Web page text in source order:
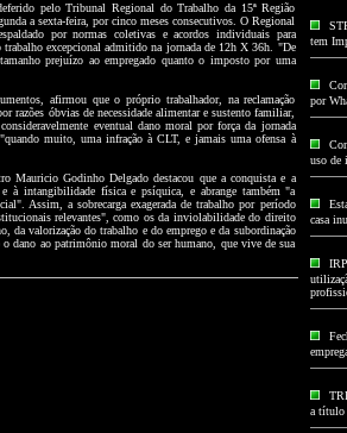
pelo Tribunal Regional do Trabalho da 15ª Região
a sexta-feira, por cinco meses consecutivos. O Regional
por normas coletivas e acordos individuais para
trabalho excepcional admitido na jornada de 12h X 36h. "De
prejuízo ao empregado quanto o imposto por uma
afirmou que o próprio trabalhador, na reclamação
razões óbvias de necessidade alimentar e sustento familiar,
eventual dano moral por força da jornada
muito, uma infração à CLT, e jamais uma ofensa à
Mauricio Godinho Delgado destacou que a conquista e a
à intangibilidade física e psíquica, e abrange também "a
Assim, a sobrecarga exagerada de trabalho por período
relevantes", como os da inviolabilidade do direito
da valorização do trabalho e do emprego e da subordinação
dano ao patrimônio moral do ser humano, que vive de sua
tem
por
uso de
casa
a título